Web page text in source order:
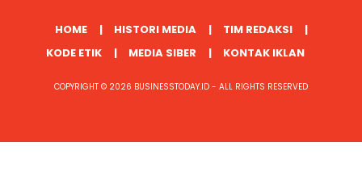
HOME HISTORI MEDIA
TIM REDAKSI
KODE ETIK
MEDIA SIBER KONTAK IKLAN
COPYRIGHT © 2026 BUSINESSTODAY.ID - ALL RIGHTS RESERVED